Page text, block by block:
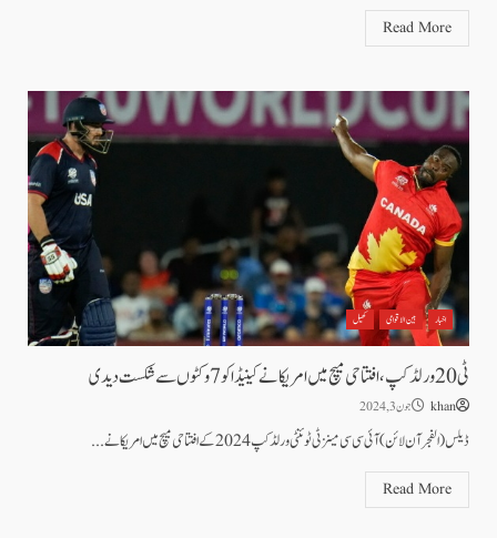
Read More
اخبار بین الاقوامی کھیل
ٹی 20 ورلڈکپ، افتتاحی میچ میں امریکا نے کینیڈا کو 7 وکٹوں سے شکست دیدی
khan جون 3, 2024
ڈیلس( الفجرآن لائن) آئی سی سی مینز ٹی ٹوئنٹی ورلڈکپ 2024 کے افتتاحی میچ میں امریکا نے...
Read More